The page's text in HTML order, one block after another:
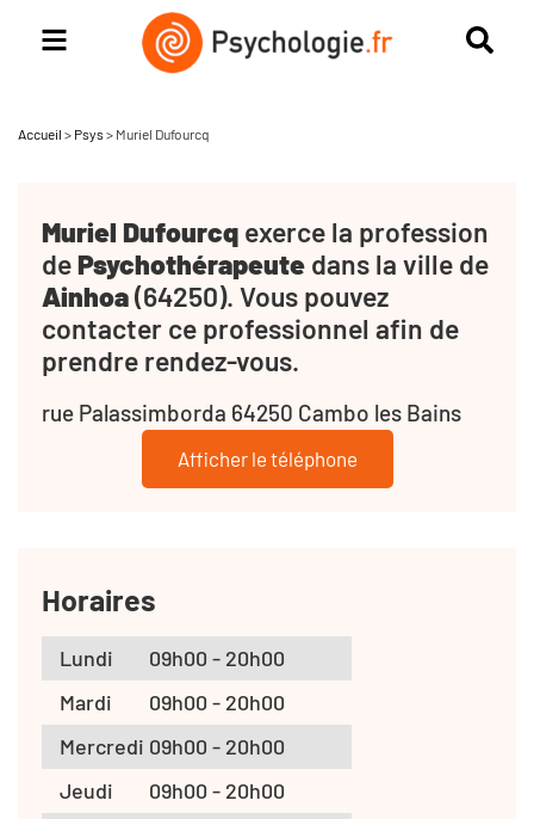
Accueil > Psys > Muriel Dufourcq
Muriel Dufourcq exerce la profession
dePsychothérapeute dans la ville de
Ainhoa(64250). Vous pouvez
contacter ce professionnel afin de
prendre rendez-vous.
rue Palassimborda 64250 Cambo les Bains
Afficher le téléphone
Horaires
Lundi
09h00 - 20h00
Mardi
09h00 - 20h00
Mercredi 09h00 - 20h00
Jeudi
09h00 - 20h00